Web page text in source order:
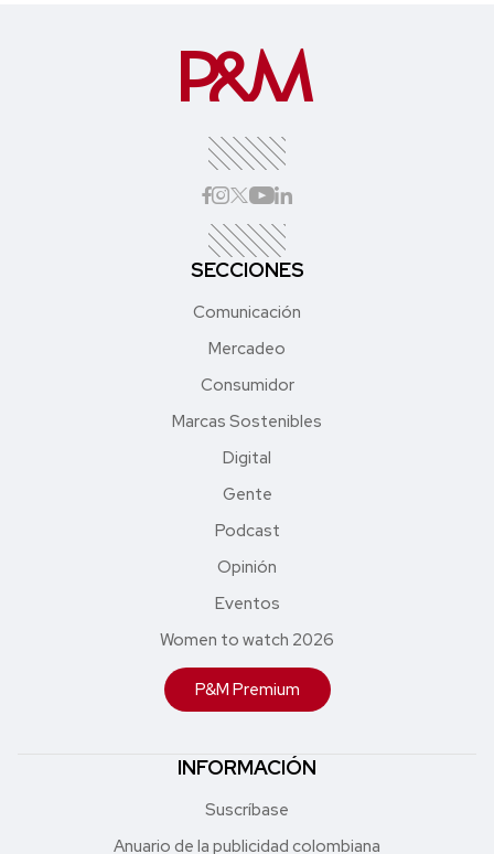
SECCIONES
Comunicación
Mercadeo
Consumidor
Marcas Sostenibles
Digital
Gente
Podcast
Opinión
Eventos
Women to watch 2026
P&M Premium
INFORMACIÓN
Suscríbase
Anuario de la publicidad colombiana